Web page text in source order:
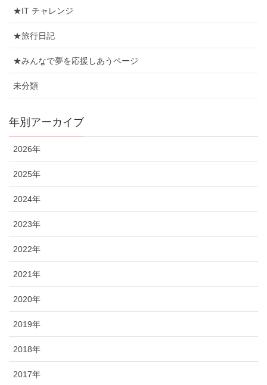
★IT チャレンジ
★旅行日記
★みんなで夢を応援しあうページ
未分類
年別アーカイブ
2026年
2025年
2024年
2023年
2022年
2021年
2020年
2019年
2018年
2017年